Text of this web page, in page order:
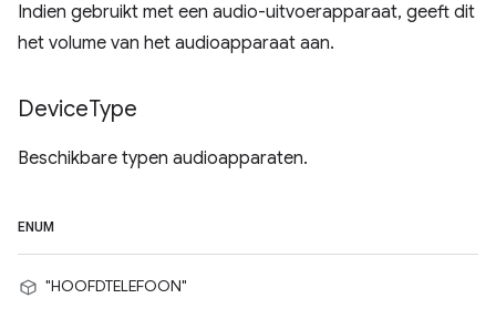
Indien gebruikt met een audio-uitvoerapparaat, geeft dit
het volume van het audioapparaat aan.
DeviceType
Beschikbare typen audioapparaten.
ENUM
"HOOFDTELEFOON"